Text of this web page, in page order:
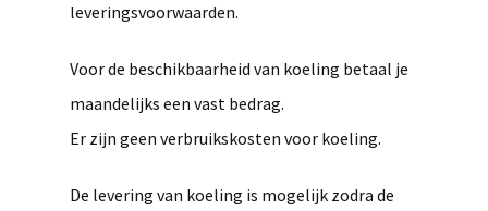
leveringsvoorwaarden.
Voor de beschikbaarheid van koeling betaal je
maandelijks een vast bedrag.
Er zijn geen verbruikskosten voor koeling.
De levering van koeling is mogelijk zodra de